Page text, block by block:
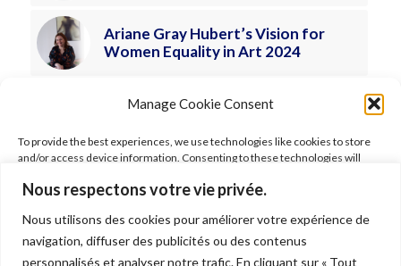
Nous respectons votre vie privée.
Nous utilisons des cookies pour améliorer votre expérience de
navigation, diffuser des publicités ou des contenus
personnalisés et analyser notre trafic. En cliquant sur « Tout
Manage Cookie Consent
To provide the best experiences, we use technologies like cookies to store
and/or access device information. Consenting to these technologies will
Not consenting or withdrawing consent, may adversely affect certain
Accept
Ariane Gray Hubert’s Vision for
Women Equality in Art 2024
FOLLOW ARIANE